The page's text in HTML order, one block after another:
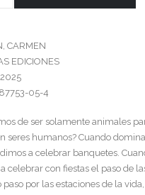
CARMEN
EDICIONES
05-4
de ser solamente animales
seres humanos? Cuando
a celebrar banquetes.
celebrar con fiestas el paso de
por las estaciones de la